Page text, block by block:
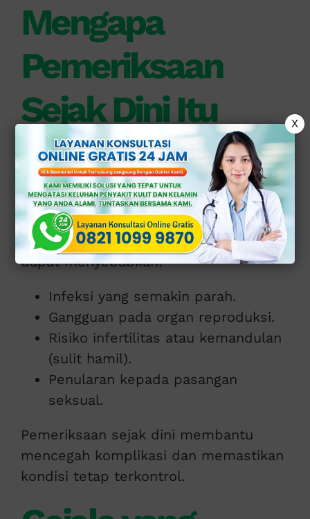
Mengapa
Pemeriksaan
Sejak Dini Itu
Penting?
Banyak masalah kesehatan pada organ
intim berkembang tanpa di sadari.
Jika tidak segera di tangani, kondisi ini
dapat menyebabkan:
Infeksi yang semakin parah.
Gangguan pada organ reproduksi.
Risiko infertilitas atau kemandulan
(sulit hamil).
Penularan kepada pasangan
seksual.
Pemeriksaan sejak dini membantu
mencegah komplikasi dan memastikan
kondisi tetap terkontrol.
X